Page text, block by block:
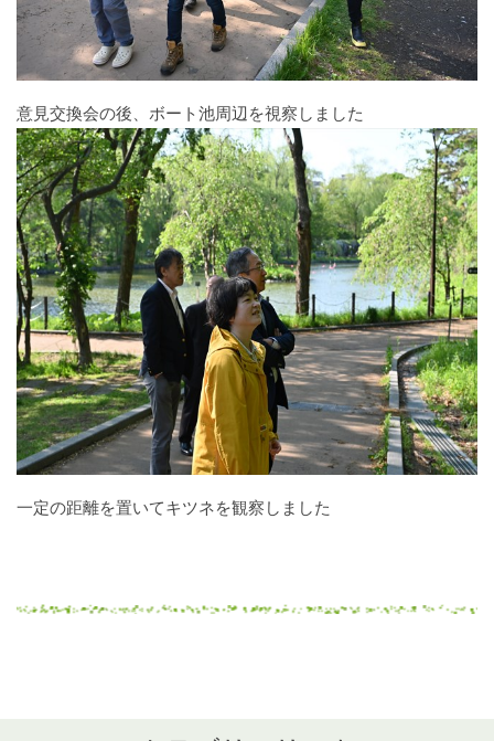
意見交換会の後、ボート池周辺を視察しました
一定の距離を置いてキツネを観察しました